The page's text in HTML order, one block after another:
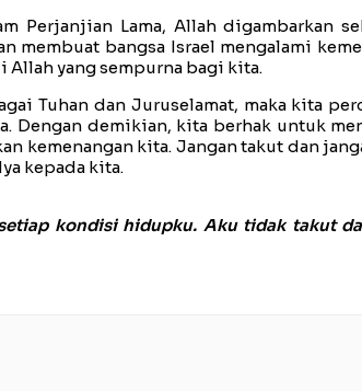
Perjanjian Lama, Allah digambarkan
membuat bangsa Israel mengalami
yang sempurna bagi kita.
Tuhan dan Juruselamat, maka kita
Dengan demikian, kita berhak untuk
kemenangan kita. Jangan takut dan
kepada kita.
kondisi hidupku. Aku tidak takut